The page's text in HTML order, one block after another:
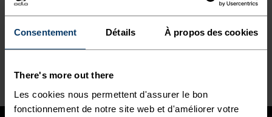
Consentement Détails À propos des cookies
There's more out there
Les cookies nous permettent d'assurer le bon
fonctionnement de notre site web et d'améliorer votre
campagne estivale met l’accent sur l’état d’esprit de
l’athlète renaissant : la liberté, l’effort physique et les